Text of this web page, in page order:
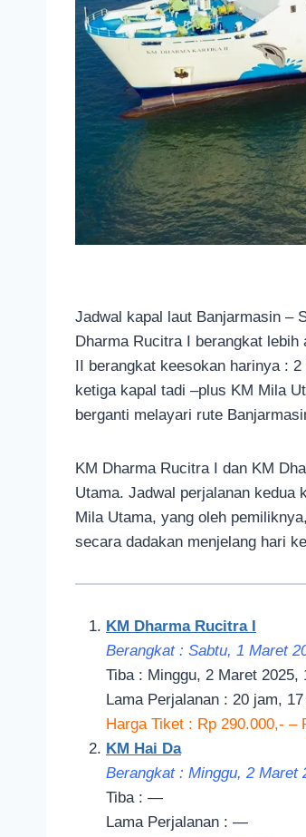
Jadwal kapal laut Banjarmasin –
Dharma Rucitra I berangkat
II berangkat keesokan harinya :
ketiga kapal tadi –plus KM Mila
berganti melayari rute
KM Dharma Rucitra I dan KM
Utama. Jadwal perjalanan kedua
Mila Utama, yang oleh
secara dadakan menjelang hari
KM Dharma Rucitra I
Berangkat : Sabtu, 1 Maret 2
Tiba : Minggu, 2 Maret 2025,
Lama Perjalanan : 20 jam,
Harga Tiket : Rp 290.000,- –
KM Hai Da
Berangkat : Minggu, 2 Maret
Tiba : —
Lama Perjalanan : —